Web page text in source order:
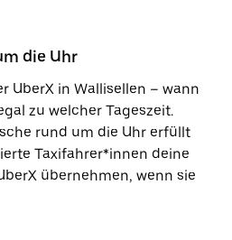
die Uhr
UberX in Wallisellen – wann
zu welcher Tageszeit.
rund um die Uhr erfüllt
Taxifahrer*innen deine
übernehmen, wenn sie